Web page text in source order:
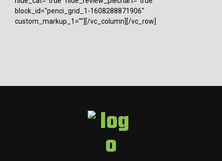
block_id="penci_grid_1-1608288871906"
custom_markup_1=""][/vc_column][/vc_row]